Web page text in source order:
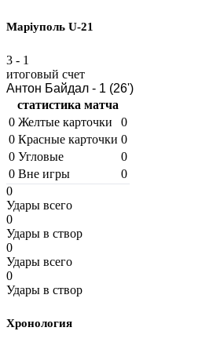
Маріуполь U-21
3 - 1
итоговый счет
Антон Байдал - 1 (26')
статистика матча
0 Желтые карточки
0
0 Красные карточки 0
0 Угловые
0
0 Вне игры
0
0
Удары всего
0
Удары в створ
0
Удары всего
0
Удары в створ
Хронология